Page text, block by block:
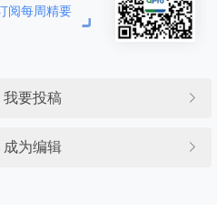
阅每周精要
我要投稿 
成为编辑 